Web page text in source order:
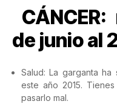
de junio al
Salud: La garganta
este año 2015.
pasarlo mal.